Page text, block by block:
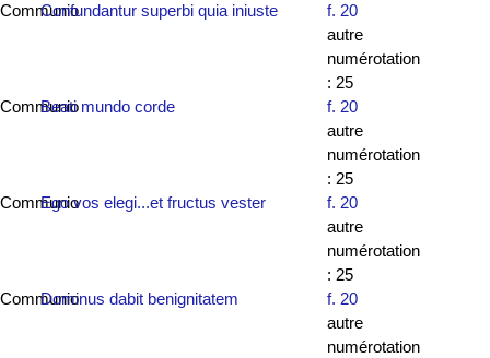
CommunioConfundantur superbi quia iniuste
f. 20
autre
numérotation
: 25
CommunioBeati mundo corde
f. 20
autre
numérotation
: 25
CommunioEgo vos elegi...et fructus vester
f. 20
autre
numérotation
: 25
CommunioDominus dabit benignitatem
f. 20
autre
numérotation